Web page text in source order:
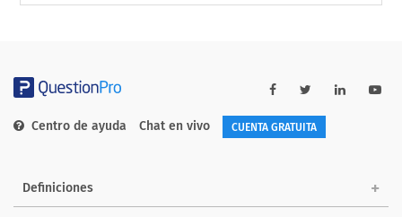
Centro de ayuda Chat en vivo CUENTA GRATUITA
Definiciones